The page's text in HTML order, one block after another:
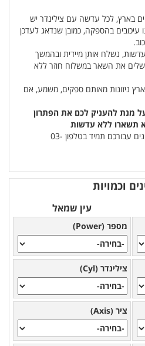
בארץ, לכל עדשה עם צילינדר יש
עיכובים בהספקה, כמובן שנדאג לעדכן
נשלח אותן מיידית ובהמשך
את השאר במשלוח חוזר ללא
ניזונות מאותם ספקים, משמע, אם
מנת להעניק לכם את הפתרון
תשארו ללא עדשות
לשאלות/ בירורי מלאי, אנחנו זמינים עבורכם תמיד בטלפון 03-
וכמויות
עין שמאל
מספר (Power)
צילינדר (Cyl)
ציר (Axis)